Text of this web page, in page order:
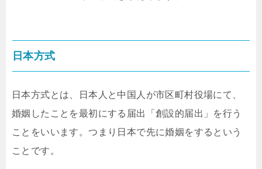
日本方式
日本方式とは、日本人と中国人が市区町村役場にて、
婚姻したことを最初にする届出「創設的届出」を行う
ことをいいます。つまり日本で先に婚姻をするという
ことです。